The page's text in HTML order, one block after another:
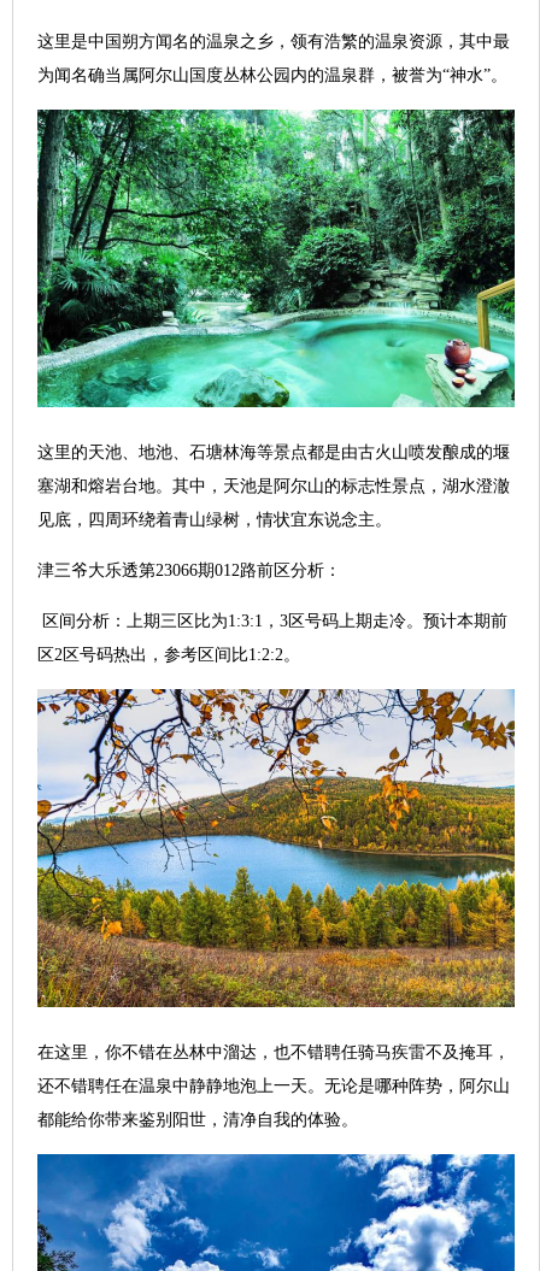
这里是中国朔方闻名的温泉之乡，领有浩繁的温泉资源，其中最
为闻名确当属阿尔山国度丛林公园内的温泉群，被誉为“神水”。
这里的天池、地池、石塘林海等景点都是由古火山喷发酿成的堰
塞湖和熔岩台地。其中，天池是阿尔山的标志性景点，湖水澄澈
见底，四周环绕着青山绿树，情状宜东说念主。
津三爷大乐透第23066期012路前区分析：
区间分析：上期三区比为1:3:1，3区号码上期走冷。预计本期前
区2区号码热出，参考区间比1:2:2。
在这里，你不错在丛林中溜达，也不错聘任骑马疾雷不及掩耳，
还不错聘任在温泉中静静地泡上一天。无论是哪种阵势，阿尔山
都能给你带来鉴别阳世，清净自我的体验。